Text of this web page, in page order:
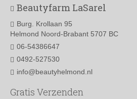
Beautyfarm LaSarel
Burg. Krollaan 95
Helmond Noord-Brabant 5707 BC
06-54386647
0492-527530
info@beautyhelmond.nl
Gratis Verzenden